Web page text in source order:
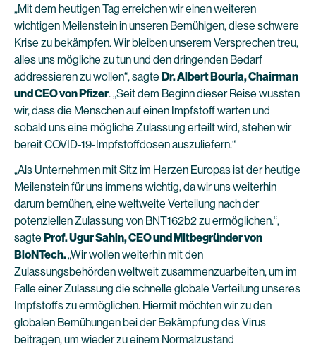
„Mit dem heutigen Tag erreichen wir einen weiteren
wichtigen Meilenstein in unseren Bemühigen, diese schwere
Krise zu bekämpfen. Wir bleiben unserem Versprechen treu,
alles uns mögliche zu tun und den dringenden Bedarf
addressieren zu wollen“, sagte Dr. Albert Bourla, Chairman
und CEO von Pfizer. „Seit dem Beginn dieser Reise wussten
wir, dass die Menschen auf einen Impfstoff warten und
sobald uns eine mögliche Zulassung erteilt wird, stehen wir
bereit COVID-19-Impfstoffdosen auszuliefern.“
„Als Unternehmen mit Sitz im Herzen Europas ist der heutige
Meilenstein für uns immens wichtig, da wir uns weiterhin
darum bemühen, eine weltweite Verteilung nach der
potenziellen Zulassung von BNT162b2 zu ermöglichen.“,
sagte Prof. Ugur Sahin, CEO und Mitbegründer von
BioNTech.„Wir wollen weiterhin mit den
Zulassungsbehörden weltweit zusammenzuarbeiten, um im
Falle einer Zulassung die schnelle globale Verteilung unseres
Impfstoffs zu ermöglichen. Hiermit möchten wir zu den
globalen Bemühungen bei der Bekämpfung des Virus
beitragen, um wieder zu einem Normalzustand